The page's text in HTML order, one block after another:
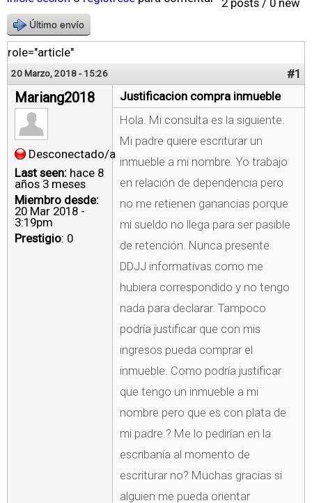
2 posts / 0 new
Último envío
role="article"
20 Marzo, 2018 - 15:26 #1
Mariang2018
Desconectado/a
Last seen: hace 8
años 3 meses
Miembro desde:
20 Mar 2018 -
3:19pm
Prestigio: 0
Justificacion compra inmueble
Hola. Mi consulta es la siguiente.
Mi padre quiere escriturar un
inmueble a mi nombre. Yo trabajo
en relación de dependencia pero
no me retienen ganancias porque
mi sueldo no llega para ser pasible
de retención. Nunca presente
DDJJ informativas como me
hubiera correspondido y no tengo
nada para declarar. Tampoco
podría justificar que con mis
ingresos pueda comprar el
inmueble. Como podría justificar
que tengo un inmueble a mi
nombre pero que es con plata de
mi padre.? Me lo pedirían en la
escribanía al momento de
escriturar no? Muchas gracias si
alguien me pueda orientar